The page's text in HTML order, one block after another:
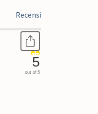
Recensies
5
out of 5